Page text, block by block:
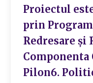
Proiectul
prin
Redresare și
Componenta
Pilon6.